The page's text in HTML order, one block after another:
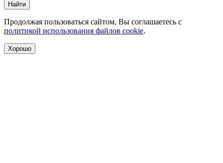
Найти
Продолжая пользоваться сайтом, Вы соглашаетесь с
политикой использования файлов cookie.
Хорошо